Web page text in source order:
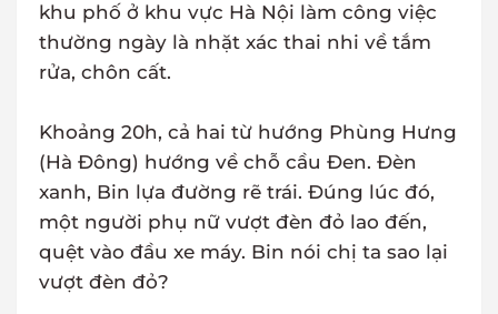
khu phố ở khu vực Hà Nội làm công việc
thường ngày là nhặt xác thai nhi về tắm
rửa, chôn cất.
Khoảng 20h, cả hai từ hướng Phùng Hưng
(Hà Đông) hướng về chỗ cầu Đen. Đèn
xanh, Bin lựa đường rẽ trái. Đúng lúc đó,
một người phụ nữ vượt đèn đỏ lao đến,
quệt vào đầu xe máy. Bin nói chị ta sao lại
vượt đèn đỏ?